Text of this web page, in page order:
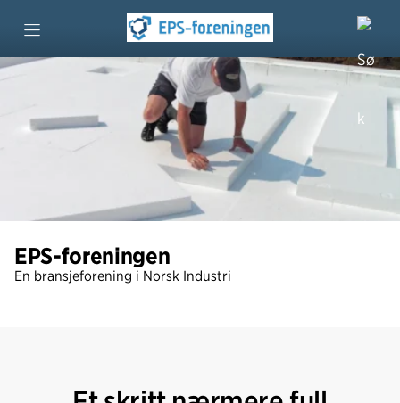
EPS-foreningen
En bransjeforening i Norsk Industri
Bygg
Miljø